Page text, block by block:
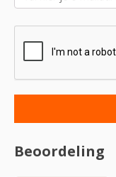
Beoordeling